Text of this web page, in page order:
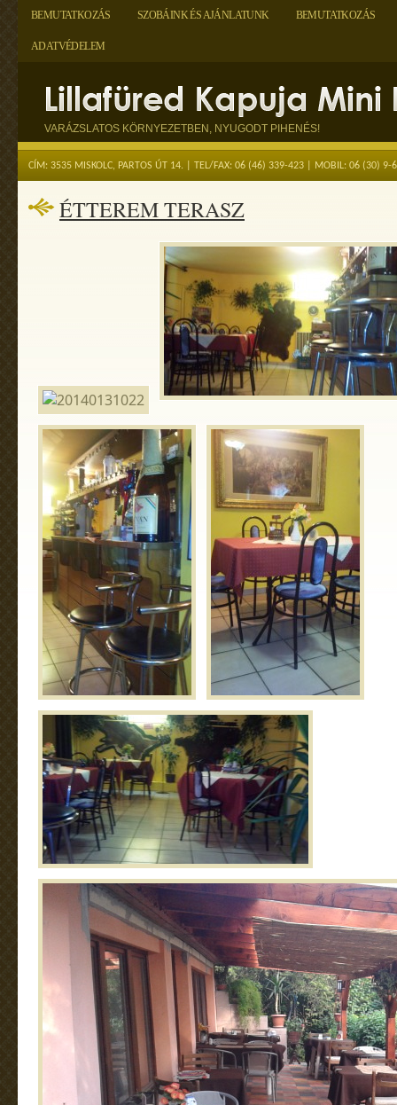
BEMUTATKOZÁS SZOBÁINK ÉS AJÁNLATUNK BEMUTATKOZÁS
ADATVÉDELEM
VARÁZSLATOS KÖRNYEZETBEN, NYUGODT PIHENÉS!
CÍM: 3535 MISKOLC, PARTOS ÚT 14. | TEL/FAX: 06 (46) 339-423 | MOBIL: 06 (30) 9-
ÉTTEREM TERASZ